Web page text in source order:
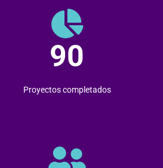
90
Proyectos completados